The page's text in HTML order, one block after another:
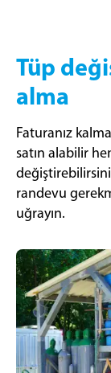
Tüp
alma
Faturanız
satın alabilir
randevu
uğrayın.